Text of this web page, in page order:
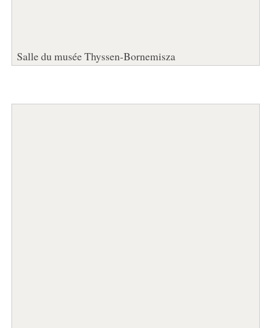
Salle du musée Thyssen-Bornemisza